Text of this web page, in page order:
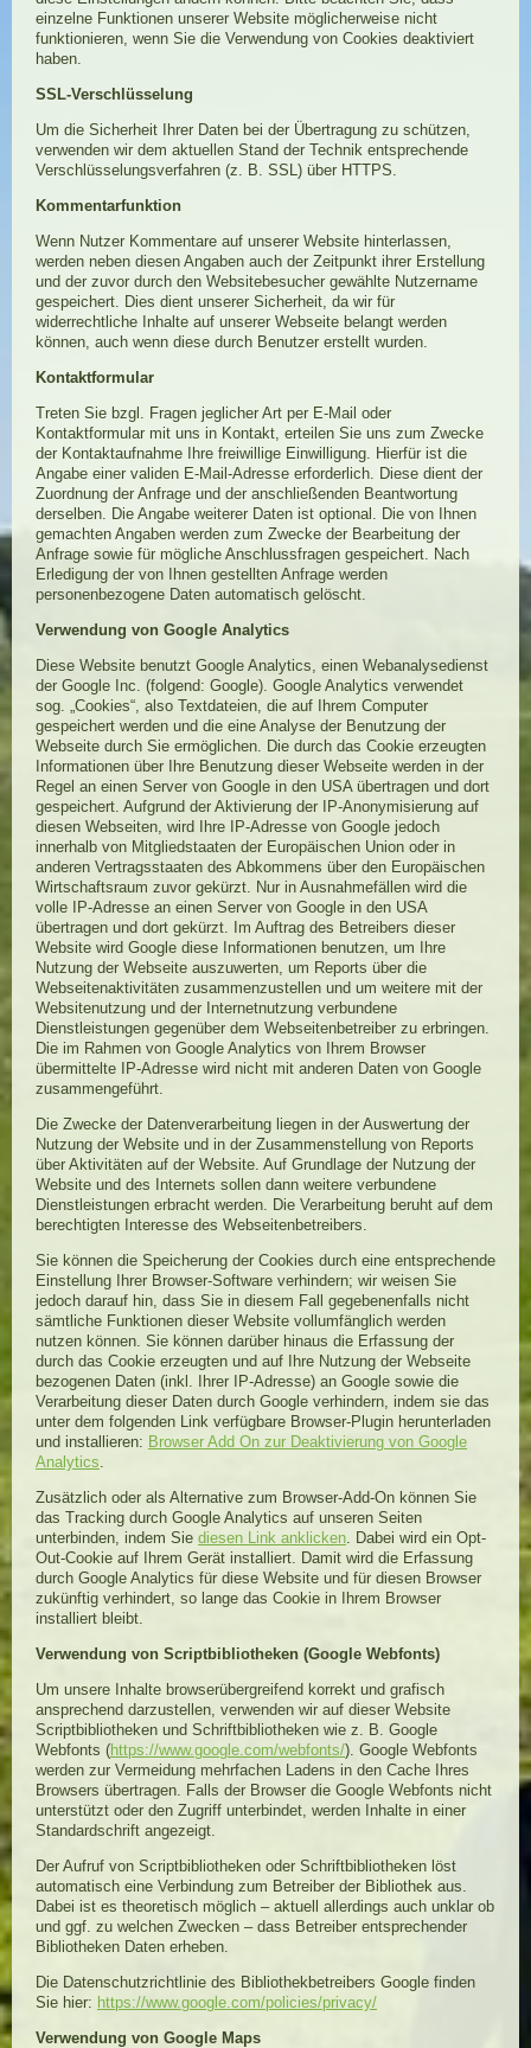
einzelne Funktionen unserer Website möglicherweise nicht
funktionieren, wenn Sie die Verwendung von Cookies deaktiviert
haben.
SSL-Verschlüsselung
Um die Sicherheit Ihrer Daten bei der Übertragung zu schützen,
verwenden wir dem aktuellen Stand der Technik entsprechende
Verschlüsselungsverfahren (z. B. SSL) über HTTPS.
Kommentarfunktion
Wenn Nutzer Kommentare auf unserer Website hinterlassen,
werden neben diesen Angaben auch der Zeitpunkt ihrer Erstellung
und der zuvor durch den Websitebesucher gewählte Nutzername
gespeichert. Dies dient unserer Sicherheit, da wir für
widerrechtliche Inhalte auf unserer Webseite belangt werden
können, auch wenn diese durch Benutzer erstellt wurden.
Kontaktformular
Treten Sie bzgl. Fragen jeglicher Art per E-Mail oder
Kontaktformular mit uns in Kontakt, erteilen Sie uns zum Zwecke
der Kontaktaufnahme Ihre freiwillige Einwilligung. Hierfür ist die
Angabe einer validen E-Mail-Adresse erforderlich. Diese dient der
Zuordnung der Anfrage und der anschließenden Beantwortung
derselben. Die Angabe weiterer Daten ist optional. Die von Ihnen
gemachten Angaben werden zum Zwecke der Bearbeitung der
Anfrage sowie für mögliche Anschlussfragen gespeichert. Nach
Erledigung der von Ihnen gestellten Anfrage werden
personenbezogene Daten automatisch gelöscht.
Verwendung von Google Analytics
Diese Website benutzt Google Analytics, einen Webanalysedienst
der Google Inc. (folgend: Google). Google Analytics verwendet
sog. „Cookies“, also Textdateien, die auf Ihrem Computer
gespeichert werden und die eine Analyse der Benutzung der
Webseite durch Sie ermöglichen. Die durch das Cookie erzeugten
Informationen über Ihre Benutzung dieser Webseite werden in der
Regel an einen Server von Google in den USA übertragen und dort
gespeichert. Aufgrund der Aktivierung der IP-Anonymisierung auf
diesen Webseiten, wird Ihre IP-Adresse von Google jedoch
innerhalb von Mitgliedstaaten der Europäischen Union oder in
anderen Vertragsstaaten des Abkommens über den Europäischen
Wirtschaftsraum zuvor gekürzt. Nur in Ausnahmefällen wird die
volle IP-Adresse an einen Server von Google in den USA
übertragen und dort gekürzt. Im Auftrag des Betreibers dieser
Website wird Google diese Informationen benutzen, um Ihre
Nutzung der Webseite auszuwerten, um Reports über die
Webseitenaktivitäten zusammenzustellen und um weitere mit der
Websitenutzung und der Internetnutzung verbundene
Dienstleistungen gegenüber dem Webseitenbetreiber zu erbringen.
Die im Rahmen von Google Analytics von Ihrem Browser
übermittelte IP-Adresse wird nicht mit anderen Daten von Google
zusammengeführt.
Die Zwecke der Datenverarbeitung liegen in der Auswertung der
Nutzung der Website und in der Zusammenstellung von Reports
über Aktivitäten auf der Website. Auf Grundlage der Nutzung der
Website und des Internets sollen dann weitere verbundene
Dienstleistungen erbracht werden. Die Verarbeitung beruht auf dem
berechtigten Interesse des Webseitenbetreibers.
Sie können die Speicherung der Cookies durch eine entsprechende
Einstellung Ihrer Browser-Software verhindern; wir weisen Sie
jedoch darauf hin, dass Sie in diesem Fall gegebenenfalls nicht
sämtliche Funktionen dieser Website vollumfänglich werden
nutzen können. Sie können darüber hinaus die Erfassung der
durch das Cookie erzeugten und auf Ihre Nutzung der Webseite
bezogenen Daten (inkl. Ihrer IP-Adresse) an Google sowie die
Verarbeitung dieser Daten durch Google verhindern, indem sie das
unter dem folgenden Link verfügbare Browser-Plugin herunterladen
und installieren: Browser Add On zur Deaktivierung von Google
Analytics
Zusätzlich oder als Alternative zum Browser-Add-On können Sie
das Tracking durch Google Analytics auf unseren Seiten
unterbinden, indem Sie diesen Link anklicken . Dabei wird ein Opt-
Out-Cookie auf Ihrem Gerät installiert. Damit wird die Erfassung
durch Google Analytics für diese Website und für diesen Browser
zukünftig verhindert, so lange das Cookie in Ihrem Browser
installiert bleibt.
Verwendung von Scriptbibliotheken (Google Webfonts)
Um unsere Inhalte browserübergreifend korrekt und grafisch
ansprechend darzustellen, verwenden wir auf dieser Website
Scriptbibliotheken und Schriftbibliotheken wie z. B. Google
Webfonts (https://www.google.com/webfonts/). Google Webfonts
werden zur Vermeidung mehrfachen Ladens in den Cache Ihres
Browsers übertragen. Falls der Browser die Google Webfonts nicht
unterstützt oder den Zugriff unterbindet, werden Inhalte in einer
Standardschrift angezeigt.
Der Aufruf von Scriptbibliotheken oder Schriftbibliotheken löst
automatisch eine Verbindung zum Betreiber der Bibliothek aus.
Dabei ist es theoretisch möglich – aktuell allerdings auch unklar ob
und ggf. zu welchen Zwecken – dass Betreiber entsprechender
Bibliotheken Daten erheben.
Die Datenschutzrichtlinie des Bibliothekbetreibers Google finden
Sie hier: https://www.google.com/policies/privacy/
Verwendung von Google Maps